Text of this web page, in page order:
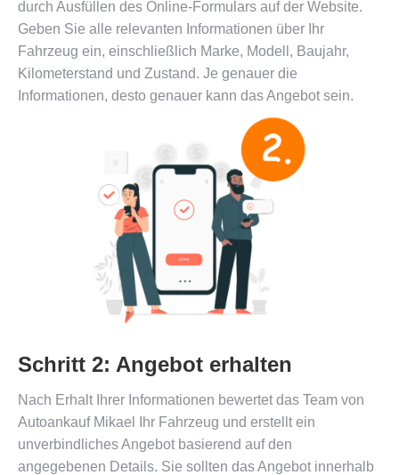
durch Ausfüllen des Online-Formulars auf der Website.
Geben Sie alle relevanten Informationen über Ihr
Fahrzeug ein, einschließlich Marke, Modell, Baujahr,
Kilometerstand und Zustand. Je genauer die
Informationen, desto genauer kann das Angebot sein.
Schritt 2: Angebot erhalten
Nach Erhalt Ihrer Informationen bewertet das Team von
Autoankauf Mikael Ihr Fahrzeug und erstellt ein
unverbindliches Angebot basierend auf den
angegebenen Details. Sie sollten das Angebot innerhalb